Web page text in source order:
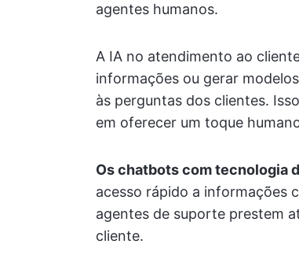
agentes humanos.
A IA no atendimento ao
informações ou gerar
às perguntas dos clientes.
em oferecer um toque
Os chatbots com tecnologia
acesso rápido a informações
agentes de suporte prestem
cliente.